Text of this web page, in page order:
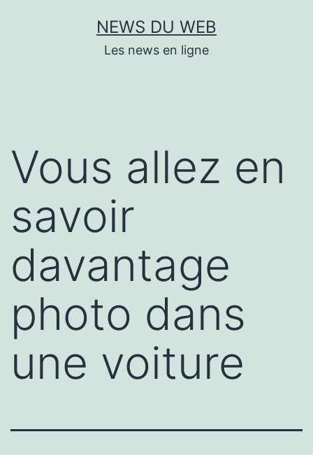
NEWS DU WEB
Les news en ligne
Vous allez en
savoir
davantage
photo dans
une voiture